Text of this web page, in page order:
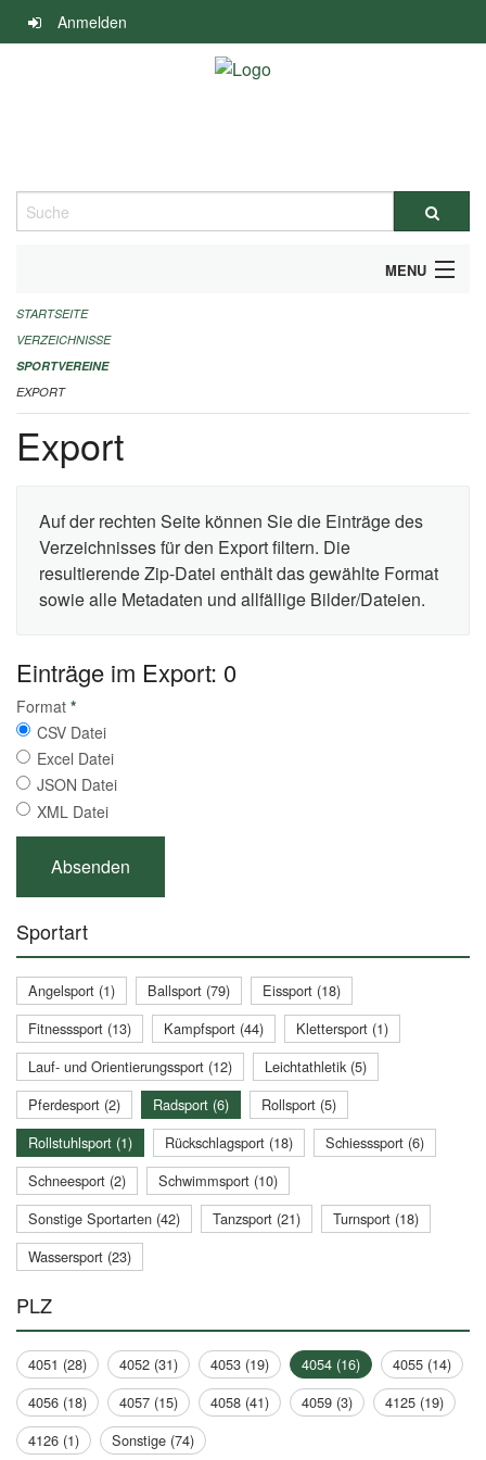
Navigation
überspringen
Anmelden
Suche
MENU
ALLGEMEINE INFORMATIONEN
FINANZIELLE UNTERSTÜTZUNG BENÖTIGT?
KONTAKT
STARTSEITE
VERZEICHNISSE
SPORTVEREINE
EXPORT
Export
Auf der rechten Seite können Sie die Einträge des
Verzeichnisses für den Export filtern. Die
resultierende Zip-Datei enthält das gewählte Format
sowie alle Metadaten und allfällige Bilder/Dateien.
Einträge im Export: 0
Format *
CSV Datei
Excel Datei
JSON Datei
XML Datei
Sportart
Angelsport (1) Ballsport (79)
Eissport (18)
Fitnesssport (13)
Kampfsport (44)
Klettersport (1)
Lauf- und Orientierungssport (12)
Leichtathletik (5)
Pferdesport (2)
Radsport (6)
Rollsport (5)
Rollstuhlsport (1)
Rückschlagsport (18)
Schiesssport (6)
Schneesport (2)
Schwimmsport (10)
Sonstige Sportarten (42)
Tanzsport (21)
Turnsport (18)
Wassersport (23)
PLZ
4051 (28) 4052 (31) 4053 (19) 4054 (16)
4055 (14)
4056 (18)
4057 (15) 4058 (41) 4059 (3)
4125 (19)
4126 (1)
Sonstige (74)